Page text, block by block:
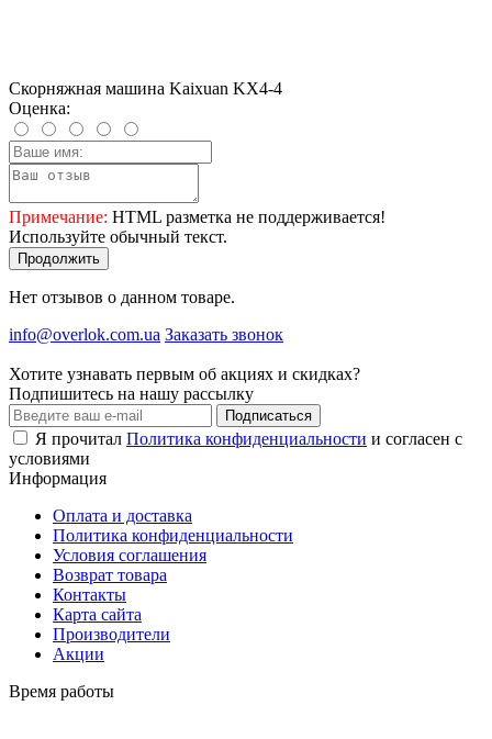
Скорняжная машина Kaixuan KX4-4
Оценка:
Примечание: HTML разметка не поддерживается!
Используйте обычный текст.
Продолжить
Нет отзывов о данном товаре.
info@overlok.com.ua Заказать звонок
Хотите узнавать первым об акциях и скидках?
Подпишитесь на нашу рассылку
Подписаться
Я прочитал Политика конфиденциальности и согласен с
условиями
Информация
Оплата и доставка
Политика конфиденциальности
Условия соглашения
Возврат товара
Контакты
Карта сайта
Производители
Акции
Время работы